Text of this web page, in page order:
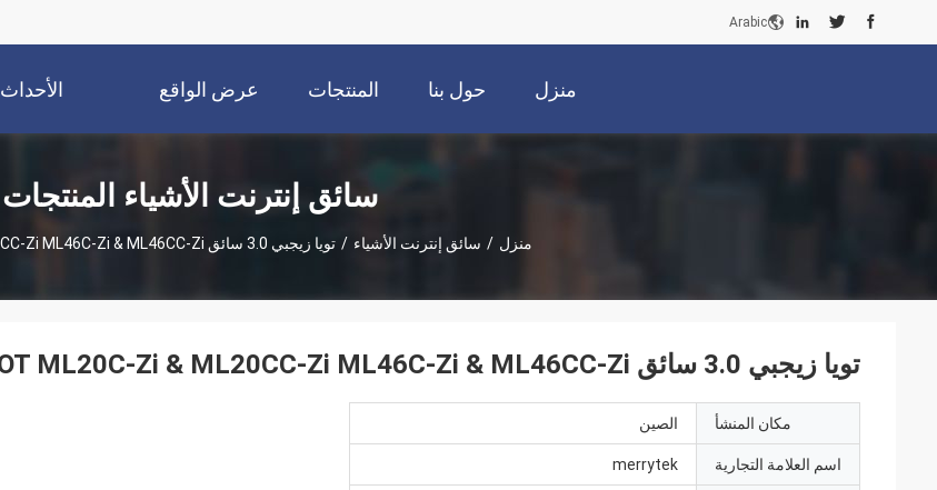
Arabic
منزل حول بنا المنتجات عرض الواقع
الافتراضي
الأحداث
سائق إنترنت الأشياء المنتجات
منزل / سائق إنترنت الأشياء / تويا زيجبي 3.0 سائق IOT ML20C-Zi & ML20CC-Zi ML46C-Zi & ML46CC-Zi
تويا زيجبي 3.0 سائق IOT ML20C-Zi & ML20CC-Zi ML46C-Zi & ML46CC-Zi
مكان المنشأ الصين
اسم العلامة التجارية merrytek